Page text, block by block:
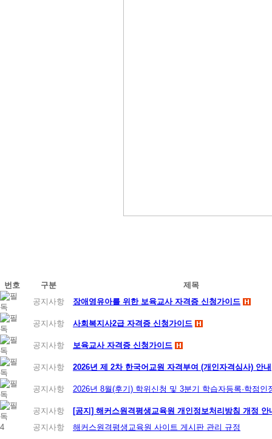
번호 구분
제목
공지사항
장애영유아를 위한 보육교사 자격증 신청가이드
공지사항 사회복지사2급 자격증 신청가이드
공지사항 보육교사 자격증 신청가이드
공지사항 2026년 제 2차 한국어교원 자격부여 (개인자격심사) 안내
공지사항 2026년 8월(후기) 학위신청 및 3분기 학습자등록·학점
공지사항
[공지] 해커스원격평생교육원 개인정보처리방침 개정
4
공지사항 해커스원격평생교육원 사이트 게시판 관리 규정